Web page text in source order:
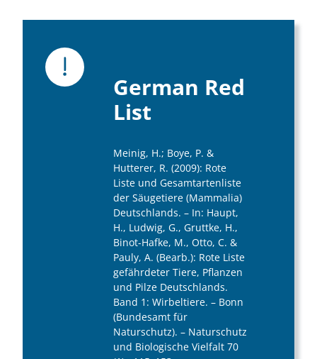
German Red
List
Meinig, H.; Boye, P. &
Hutterer, R. (2009): Rote
Liste und Gesamtartenliste
der Säugetiere (Mammalia)
Deutschlands. – In: Haupt,
H., Ludwig, G., Gruttke, H.,
Binot-Hafke, M., Otto, C. &
Pauly, A. (Bearb.): Rote Liste
gefährdeter Tiere, Pflanzen
und Pilze Deutschlands.
Band 1: Wirbeltiere. – Bonn
(Bundesamt für
Naturschutz). – Naturschutz
und Biologische Vielfalt 70